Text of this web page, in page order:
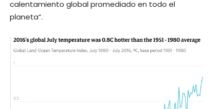
calentamiento global promediado en todo el
planeta”.